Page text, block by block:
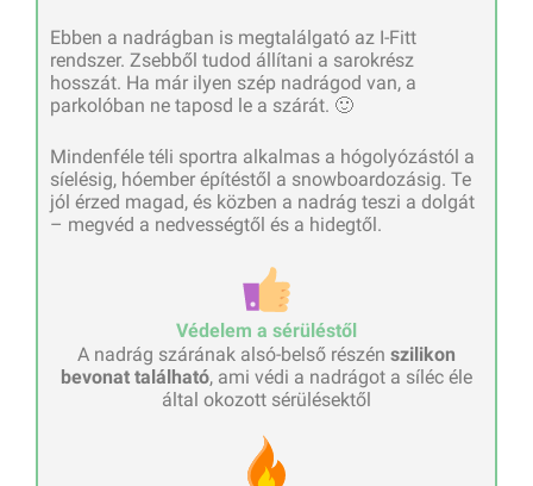
Ebben a nadrágban is megtalálgató az I-Fitt
rendszer. Zsebből tudod állítani a sarokrész
hosszát. Ha már ilyen szép nadrágod van, a
parkolóban ne taposd le a szárát. 🙂
Mindenféle téli sportra alkalmas a hógolyózástól a
síelésig, hóember építéstől a snowboardozásig. Te
jól érzed magad, és közben a nadrág teszi a dolgát
– megvéd a nedvességtől és a hidegtől.
Védelem a sérüléstől
A nadrág szárának alsó-belső részén szilikon
bevonat található, ami védi a nadrágot a síléc éle
által okozott sérülésektől